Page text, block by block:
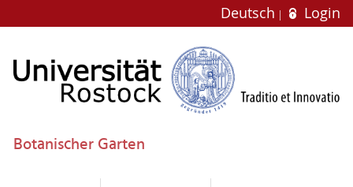
Deutsch Login
Botanischer Garten